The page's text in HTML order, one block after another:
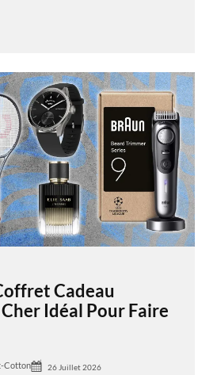
Cadeau
Idéal Pour Faire
Cotton 26 Juillet 2026